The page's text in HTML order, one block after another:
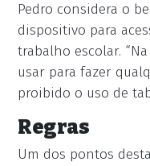
Pedro considera o
dispositivo para
trabalho escolar.
usar para fazer
proibido o uso de
Regras
Um dos pontos